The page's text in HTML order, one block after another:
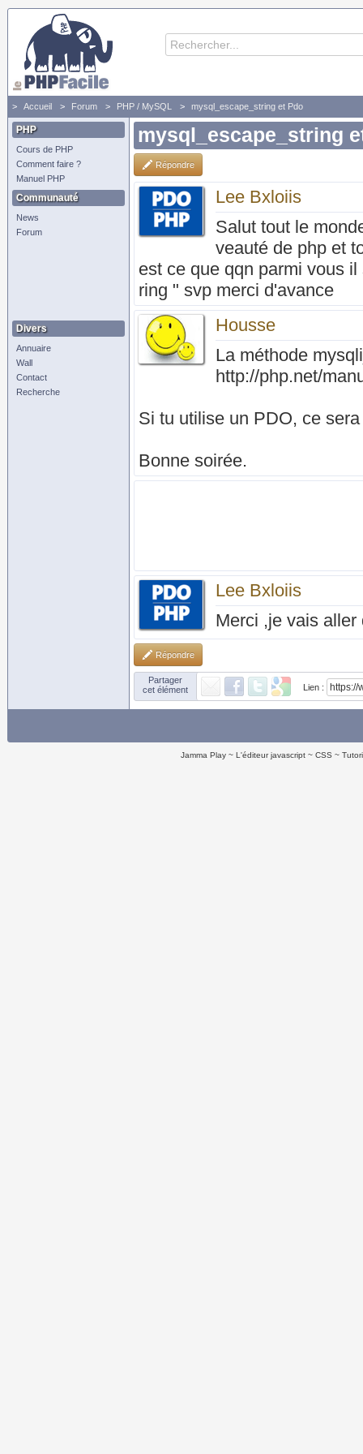
Accueil Forum PHP / MySQL mysql_escape_string et Pdo
PHP
Cours de PHP
Comment faire ?
Manuel PHP
Communauté
News
Forum
Divers
Annuaire
Wall
Contact
Recherche
mysql_escape_string
Répondre
Lee Bxloiis
Salut tout le
veauté de php et
est ce que qqn parmi vous
ring " svp merci d'avance
Housse
La méthode
http://php.net/
Si tu utilise un PDO, ce
Bonne soirée.
Lee Bxloiis
Merci ,je vais
Répondre
Partager
cet élément
Lien :
Jamma Play L'éditeur javascript CSS